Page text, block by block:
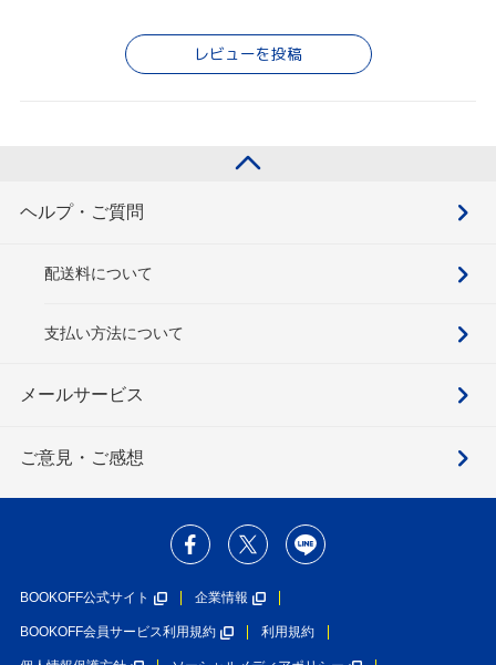
レビューを投稿
ヘルプ・ご質問
配送料について
支払い方法について
メールサービス
ご意見・ご感想
BOOKOFF公式サイト 企業情報
BOOKOFF会員サービス利用規約 利用規約